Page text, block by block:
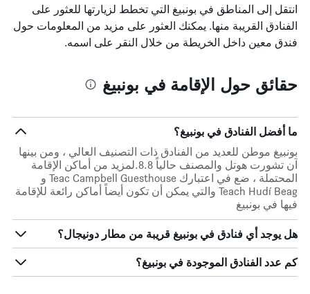
انتقل إلى المناطق في بونبيغ التي تخطط لزيارتها للعثور على
الفنادق القريبة منها. يمكنك العثور على مزيد من المعلومات حول
فندق معين داخل الخريطة من خلال النقر على اسمه.
حقائق حول الإقامة في بونبيغ
ما أفضل الفنادق في بونبيغ؟
بونبيغ موطن للعديد من الفنادق ذات التصنيف العالي ، ومن بينها
آن تشورت هوتل والمصنف حالياً 8.8.لمزيد من أماكن الإقامة
المحتملة ، ضع في اعتبارك Teac Campbell Guesthouse و
Teach Hudí Beag والتي يمكن أن تكون أيضاً أماكن رائعة للإقامة
فيها في بونبيغ
هل يوجد أي فنادق في بونبيغ قريبة من مطار دونيجال؟
كم عدد الفنادق الموجودة في بونبيغ؟